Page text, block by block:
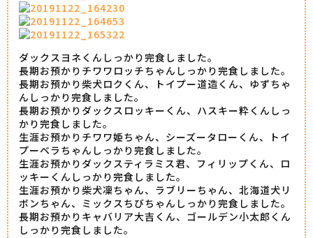
ダックスヨネくんしっかり完食しました。
長期お預かりチワワロッチちゃんしっかり完食しました。
長期お預かり柴犬ロクくん、トイプー道造くん、ゆずちゃ
んしっかり完食しました。
長期お預かりダックスロッキーくん、ハスキー粋くんしっ
かり完食しました。
生涯お預かりチワワ姫ちゃん、シーズータローくん、トイ
プーベラちゃんしっかり完食しました。
生涯お預かりダックスティラミス君、フィリップくん、ロ
ッキーくんしっかり完食しました。
生涯お預かり柴犬凜ちゃん、ラブリーちゃん、北海道犬リ
ボンちゃん、ミックスちびちゃんしっかり完食しました。
長期お預かりキャバリア大吉くん、ゴールデン小太郎くん
しっかり完食しました。